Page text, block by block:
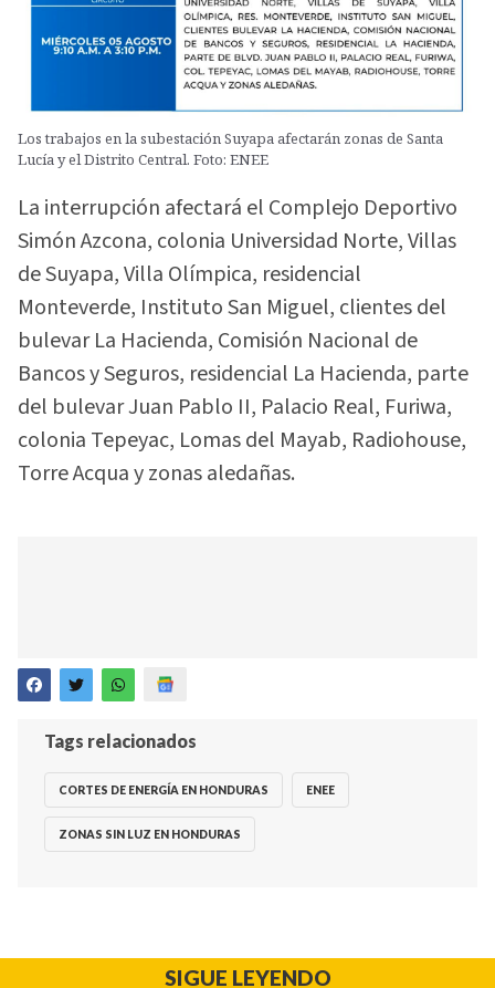
Los trabajos en la subestación Suyapa afectarán zonas de Santa
Lucía y el Distrito Central. Foto: ENEE
La interrupción afectará el Complejo Deportivo
Simón Azcona, colonia Universidad Norte, Villas
de Suyapa, Villa Olímpica, residencial
Monteverde, Instituto San Miguel, clientes del
bulevar La Hacienda, Comisión Nacional de
Bancos y Seguros, residencial La Hacienda, parte
del bulevar Juan Pablo II, Palacio Real, Furiwa,
colonia Tepeyac, Lomas del Mayab, Radiohouse,
Torre Acqua y zonas aledañas.
Tags relacionados
CORTES DE ENERGÍA EN HONDURAS ENEE
ZONAS SIN LUZ EN HONDURAS
SIGUE LEYENDO